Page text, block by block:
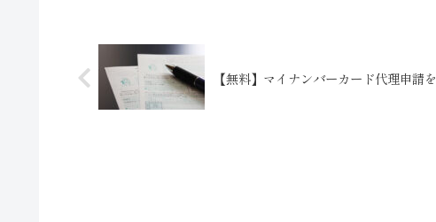
【無料】マイナンバーカード代理申請